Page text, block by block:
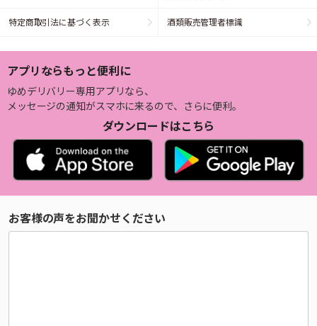
特定商取引法に基づく表示 酒類販売管理者標識
アプリならもっと便利に
ゆめデリバリー専用アプリなら、
メッセージの通知がスマホに来るので、さらに便利。
ダウンロードはこちら
お客様の声をお聞かせください